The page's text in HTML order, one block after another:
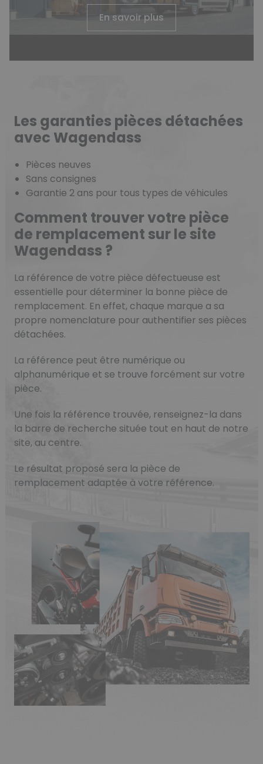
En savoir plus
Les garanties pièces détachées
avec Wagendass
Pièces neuves
Sans consignes
Garantie 2 ans pour tous types de véhicules
Comment trouver votre pièce
de remplacement sur le site
Wagendass ?
La référence de votre pièce défectueuse est
essentielle pour déterminer la bonne pièce de
remplacement. En effet, chaque marque a sa
propre nomenclature pour authentifier ses pièces
détachées.
La référence peut être numérique ou
alphanumérique et se trouve forcément sur votre
pièce.
Une fois la référence trouvée, renseignez-la dans
la barre de recherche située tout en haut de notre
site, au centre.
Le résultat proposé sera la pièce de
remplacement adaptée à votre référence.